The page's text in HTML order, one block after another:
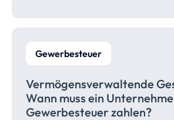
Gewerbesteuer
Vermögensverwaltende
Wann muss ein
Gewerbesteuer zahlen?